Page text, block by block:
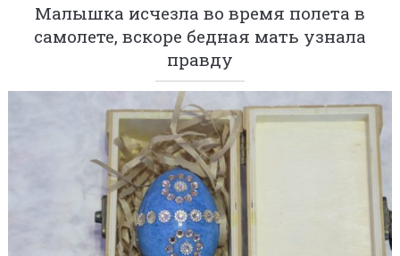
Малышка исчезла во время полета в
самолете, вскоре бедная мать узнала
правду